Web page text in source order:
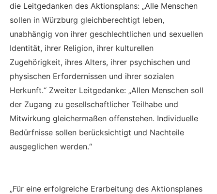
die Leitgedanken des Aktionsplans: „Alle Menschen
sollen in Würzburg gleichberechtigt leben,
unabhängig von ihrer geschlechtlichen und sexuellen
Identität, ihrer Religion, ihrer kulturellen
Zugehörigkeit, ihres Alters, ihrer psychischen und
physischen Erfordernissen und ihrer sozialen
Herkunft.“ Zweiter Leitgedanke: „Allen Menschen soll
der Zugang zu gesellschaftlicher Teilhabe und
Mitwirkung gleichermaßen offenstehen. Individuelle
Bedürfnisse sollen berücksichtigt und Nachteile
ausgeglichen werden.“
„Für eine erfolgreiche Erarbeitung des Aktionsplanes